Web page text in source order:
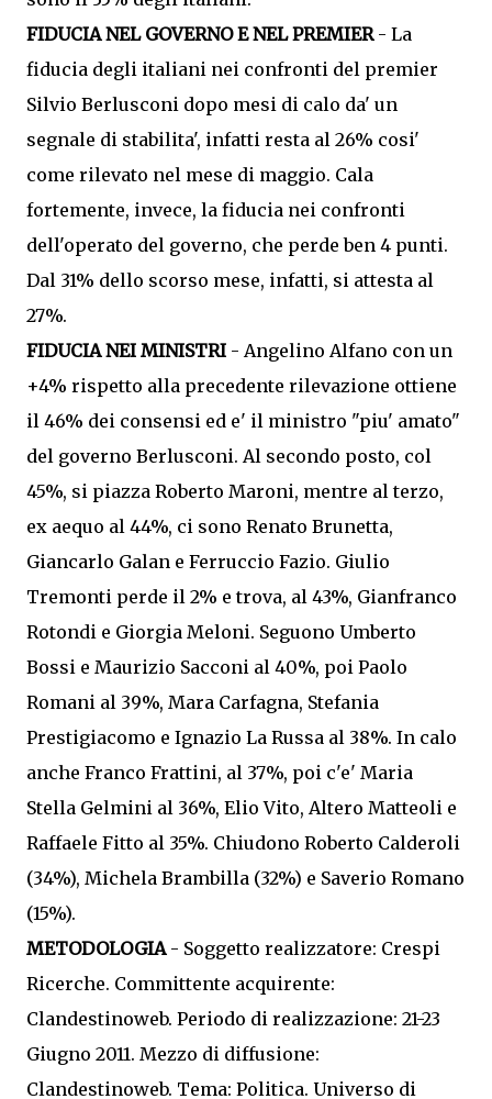
FIDUCIA NEL GOVERNO E NEL PREMIER- La
fiducia degli italiani nei confronti del premier
Silvio Berlusconi dopo mesi di calo da' un
segnale di stabilita', infatti resta al 26% cosi'
come rilevato nel mese di maggio. Cala
fortemente, invece, la fiducia nei confronti
dell'operato del governo, che perde ben 4 punti.
Dal 31% dello scorso mese, infatti, si attesta al
27%.
FIDUCIA NEI MINISTRI - Angelino Alfano con un
+4% rispetto alla precedente rilevazione ottiene
il 46% dei consensi ed e' il ministro "piu' amato"
del governo Berlusconi. Al secondo posto, col
45%, si piazza Roberto Maroni, mentre al terzo,
ex aequo al 44%, ci sono Renato Brunetta,
Giancarlo Galan e Ferruccio Fazio. Giulio
Tremonti perde il 2% e trova, al 43%, Gianfranco
Rotondi e Giorgia Meloni. Seguono Umberto
Bossi e Maurizio Sacconi al 40%, poi Paolo
Romani al 39%, Mara Carfagna, Stefania
Prestigiacomo e Ignazio La Russa al 38%. In calo
anche Franco Frattini, al 37%, poi c'e' Maria
Stella Gelmini al 36%, Elio Vito, Altero Matteoli e
Raffaele Fitto al 35%. Chiudono Roberto Calderoli
(34%), Michela Brambilla (32%) e Saverio Romano
(15%).
METODOLOGIA- Soggetto realizzatore: Crespi
Ricerche. Committente acquirente:
Clandestinoweb. Periodo di realizzazione: 21-23
Giugno 2011. Mezzo di diffusione:
Clandestinoweb. Tema: Politica. Universo di